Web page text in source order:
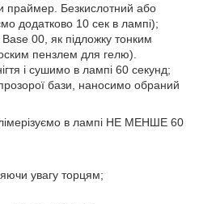
праймер. Безкислотний або
додатково 10 сек в лампі);
00, як підложку тонким
пензлем для гелю).
і сушимо в лампі 60 секунд;
бази, наносимо обраний
в лампі НЕ МЕНШЕ 60
увагу торцям;